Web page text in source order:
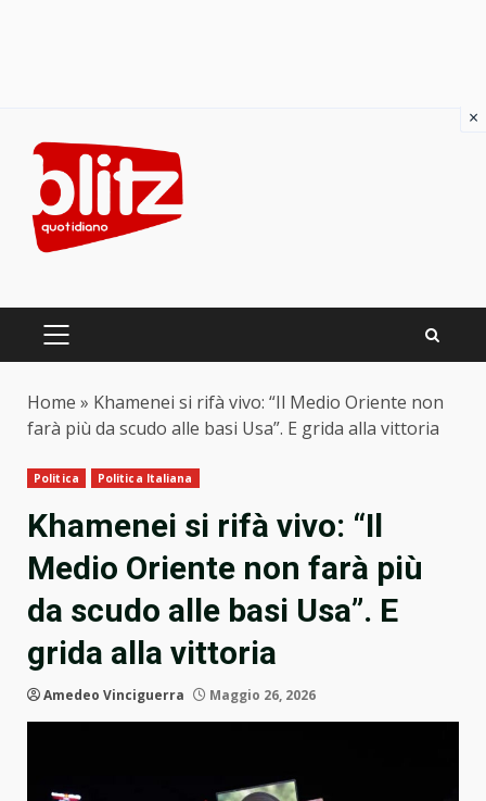
content
PRIMARY
Home » Khamenei si rifà vivo: “Il Medio Oriente non
farà più da scudo alle basi Usa”. E grida alla vittoria
Politica Politica Italiana
Khamenei si rifà vivo: “Il
Medio Oriente non farà più
da scudo alle basi Usa”. E
grida alla vittoria
Amedeo Vinciguerra Maggio 26, 2026
×